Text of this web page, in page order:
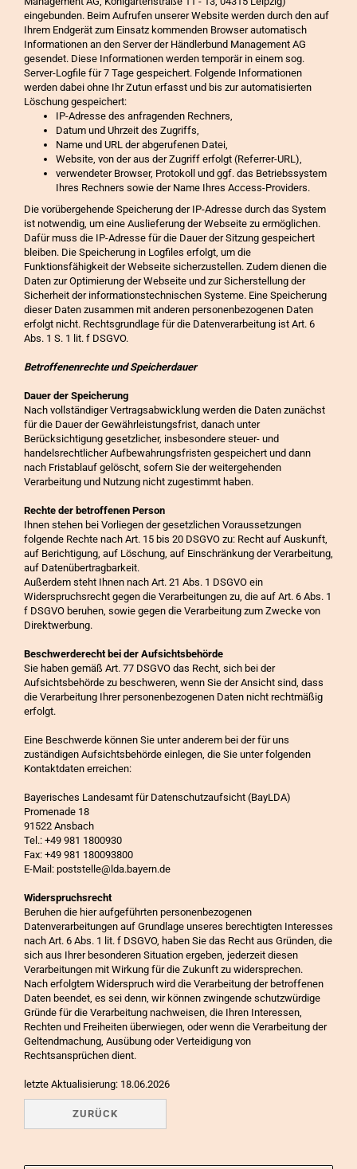
eingebunden. Beim Aufrufen unserer Website werden durch den auf
Ihrem Endgerät zum Einsatz kommenden Browser automatisch
Informationen an den Server der Händlerbund Management AG
gesendet. Diese Informationen werden temporär in einem sog.
Server-Logfile für 7 Tage gespeichert. Folgende Informationen
werden dabei ohne Ihr Zutun erfasst und bis zur automatisierten
Löschung gespeichert:
IP-Adresse des anfragenden Rechners,
Datum und Uhrzeit des Zugriffs,
Name und URL der abgerufenen Datei,
Website, von der aus der Zugriff erfolgt (Referrer-URL),
verwendeter Browser, Protokoll und ggf. das Betriebssystem
Ihres Rechners sowie der Name Ihres Access-Providers.
Die vorübergehende Speicherung der IP-Adresse durch das System
ist notwendig, um eine Auslieferung der Webseite zu ermöglichen.
Dafür muss die IP-Adresse für die Dauer der Sitzung gespeichert
bleiben. Die Speicherung in Logfiles erfolgt, um die
Funktionsfähigkeit der Webseite sicherzustellen. Zudem dienen die
Daten zur Optimierung der Webseite und zur Sicherstellung der
Sicherheit der informationstechnischen Systeme. Eine Speicherung
dieser Daten zusammen mit anderen personenbezogenen Daten
erfolgt nicht. Rechtsgrundlage für die Datenverarbeitung ist Art. 6
Abs. 1 S. 1 lit. f DSGVO.
Betroffenenrechte und Speicherdauer
Dauer der Speicherung
Nach vollständiger Vertragsabwicklung werden die Daten zunächst
für die Dauer der Gewährleistungsfrist, danach unter
Berücksichtigung gesetzlicher, insbesondere steuer- und
handelsrechtlicher Aufbewahrungsfristen gespeichert und dann
nach Fristablauf gelöscht, sofern Sie der weitergehenden
Verarbeitung und Nutzung nicht zugestimmt haben.
Rechte der betroffenen Person
Ihnen stehen bei Vorliegen der gesetzlichen Voraussetzungen
folgende Rechte nach Art. 15 bis 20 DSGVO zu: Recht auf Auskunft,
auf Berichtigung, auf Löschung, auf Einschränkung der Verarbeitung,
auf Datenübertragbarkeit.
Außerdem steht Ihnen nach Art. 21 Abs. 1 DSGVO ein
Widerspruchsrecht gegen die Verarbeitungen zu, die auf Art. 6 Abs. 1
f DSGVO beruhen, sowie gegen die Verarbeitung zum Zwecke von
Direktwerbung.
Beschwerderecht bei der Aufsichtsbehörde
Sie haben gemäß Art. 77 DSGVO das Recht, sich bei der
Aufsichtsbehörde zu beschweren, wenn Sie der Ansicht sind, dass
die Verarbeitung Ihrer personenbezogenen Daten nicht rechtmäßig
erfolgt.
Eine Beschwerde können Sie unter anderem bei der für uns
zuständigen Aufsichtsbehörde einlegen, die Sie unter folgenden
Kontaktdaten erreichen:
Bayerisches Landesamt für Datenschutzaufsicht (BayLDA)
Promenade 18
91522 Ansbach
Tel.: +49 981 1800930
Fax: +49 981 180093800
E-Mail: poststelle@lda.bayern.de
Widerspruchsrecht
Beruhen die hier aufgeführten personenbezogenen
Datenverarbeitungen auf Grundlage unseres berechtigten Interesses
nach Art. 6 Abs. 1 lit. f DSGVO, haben Sie das Recht aus Gründen, die
sich aus Ihrer besonderen Situation ergeben, jederzeit diesen
Verarbeitungen mit Wirkung für die Zukunft zu widersprechen.
Nach erfolgtem Widerspruch wird die Verarbeitung der betroffenen
Daten beendet, es sei denn, wir können zwingende schutzwürdige
Gründe für die Verarbeitung nachweisen, die Ihren Interessen,
Rechten und Freiheiten überwiegen, oder wenn die Verarbeitung der
Geltendmachung, Ausübung oder Verteidigung von
Rechtsansprüchen dient.
letzte Aktualisierung: 18.06.2026
ZURÜCK